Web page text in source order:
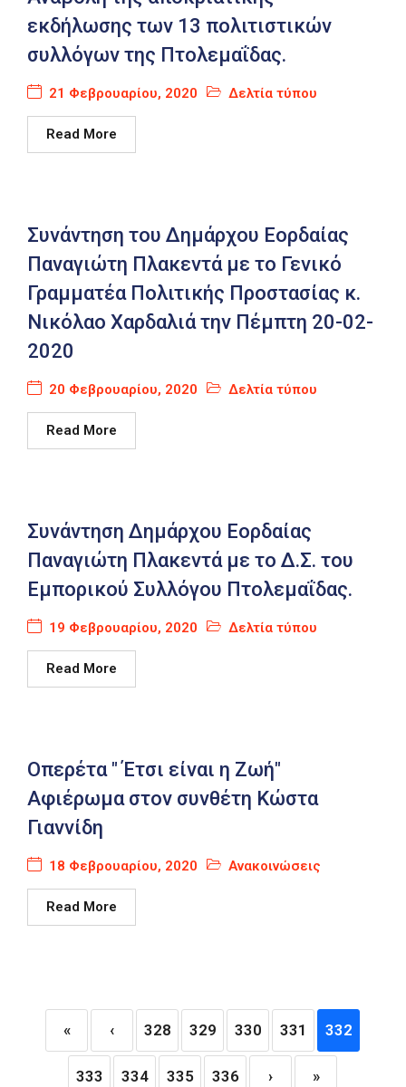
εκδήλωσης των 13 πολιτιστικών
συλλόγων της Πτολεμαΐδας.
21 Φεβρουαρίου, 2020 Δελτία τύπου
Read More
Συνάντηση του Δημάρχου Εορδαίας
Παναγιώτη Πλακεντά με το Γενικό
Γραμματέα Πολιτικής Προστασίας κ.
Νικόλαο Χαρδαλιά την Πέμπτη 20-02-
2020
20 Φεβρουαρίου, 2020 Δελτία τύπου
Read More
Συνάντηση Δημάρχου Εορδαίας
Παναγιώτη Πλακεντά με το Δ.Σ. του
Εμπορικού Συλλόγου Πτολεμαΐδας.
19 Φεβρουαρίου, 2020 Δελτία τύπου
Read More
Οπερέτα " Έτσι είναι η Ζωή"
Αφιέρωμα στον συνθέτη Κώστα
Γιαννίδη
18 Φεβρουαρίου, 2020 Ανακοινώσεις
Read More
« ‹ 328 329 330 331 332
333 334 335 336 › »